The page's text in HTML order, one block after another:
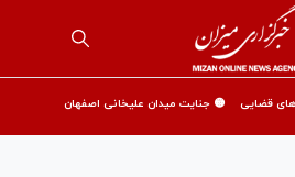
قضایی 🟡 جنایت میدان علیخانی اصفهان